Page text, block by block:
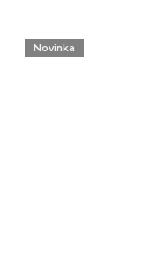
Novinka